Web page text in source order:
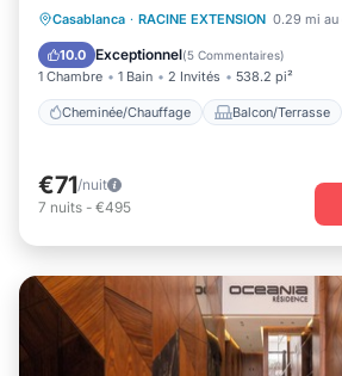
Casablanca · RACINE EXTENSION 0.29 mi au
10.0 Exceptionnel(5 Commentaires)
1 Chambre 1 Bain 2 Invités 538.2 pi²
Cheminée/Chauffage Balcon/Terrasse
Cheminée/Chauffage
Balcon/
Parking
Climatisation
€71/nuit
7 nuits - €495